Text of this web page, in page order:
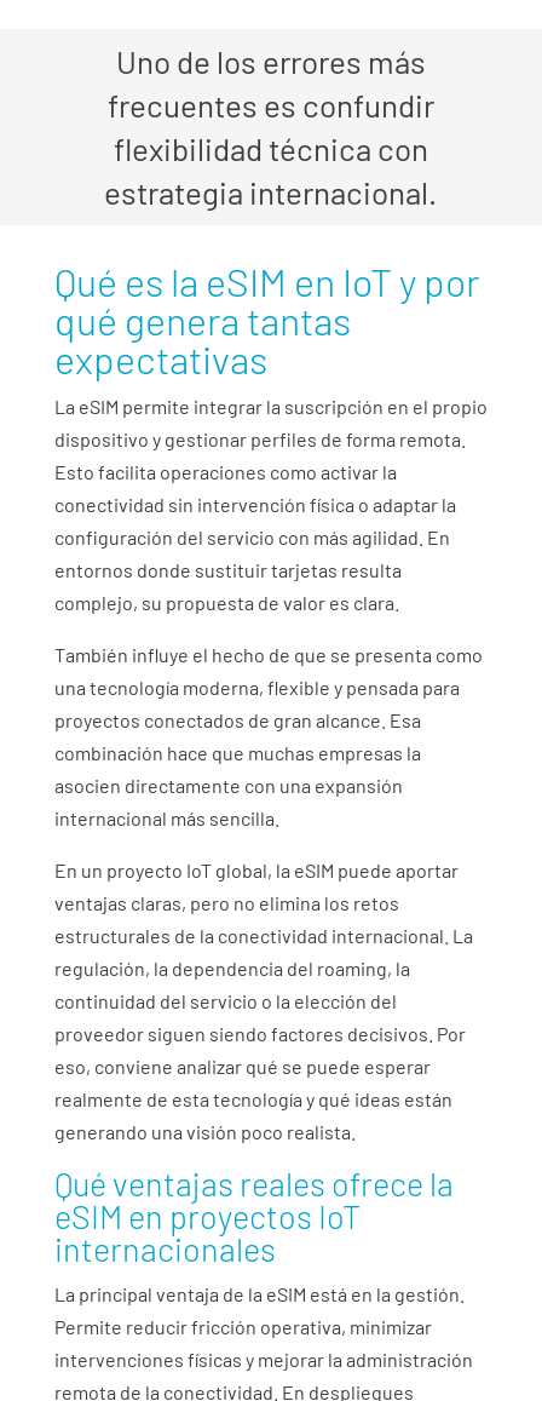
Uno de los errores más
frecuentes es confundir
flexibilidad técnica con
estrategia internacional.
Qué es la eSIM en IoT y por
qué genera tantas
expectativas
La eSIM permite integrar la suscripción en el propio
dispositivo y gestionar perfiles de forma remota.
Esto facilita operaciones como activar la
conectividad sin intervención física o adaptar la
configuración del servicio con más agilidad. En
entornos donde sustituir tarjetas resulta
complejo, su propuesta de valor es clara.
También influye el hecho de que se presenta como
una tecnología moderna, flexible y pensada para
proyectos conectados de gran alcance. Esa
combinación hace que muchas empresas la
asocien directamente con una expansión
internacional más sencilla.
En un proyecto IoT global, la eSIM puede aportar
ventajas claras, pero no elimina los retos
estructurales de la conectividad internacional. La
regulación, la dependencia del roaming, la
continuidad del servicio o la elección del
proveedor siguen siendo factores decisivos. Por
eso, conviene analizar qué se puede esperar
realmente de esta tecnología y qué ideas están
generando una visión poco realista.
Qué ventajas reales ofrece la
eSIM en proyectos IoT
internacionales
La principal ventaja de la eSIM está en la gestión.
Permite reducir fricción operativa, minimizar
intervenciones físicas y mejorar la administración
remota de la conectividad. En despliegues